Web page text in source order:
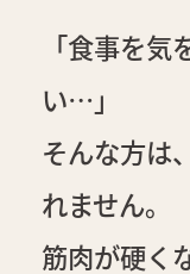
「食事を
い…」
そんな方は
れません。
筋肉が硬く